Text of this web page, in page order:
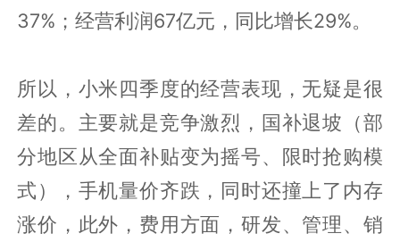
37%；经营利润67亿元，同比增长29%。
所以，小米四季度的经营表现，无疑是很
差的。主要就是竞争激烈，国补退坡（部
分地区从全面补贴变为摇号、限时抢购模
式），手机量价齐跌，同时还撞上了内存
涨价，此外，费用方面，研发、管理、销